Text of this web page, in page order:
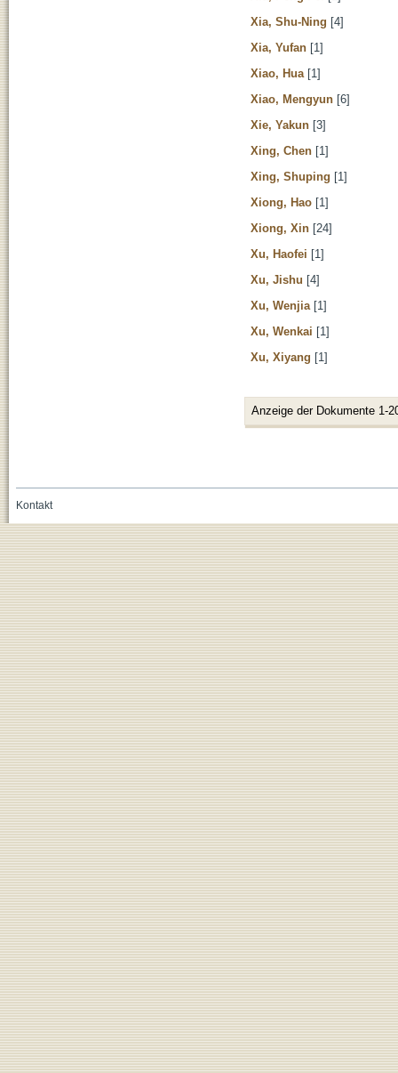
Xia, Shu-Ning [4]
Xia, Yufan [1]
Xiao, Hua [1]
Xiao, Mengyun [6]
Xie, Yakun [3]
Xing, Chen [1]
Xing, Shuping [1]
Xiong, Hao [1]
Xiong, Xin [24]
Xu, Haofei [1]
Xu, Jishu [4]
Xu, Wenjia [1]
Xu, Wenkai [1]
Xu, Xiyang [1]
Anzeige der Dokumente 1-
Kontakt